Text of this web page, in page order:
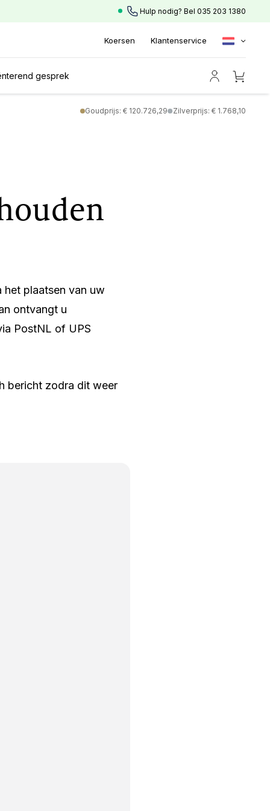
Hulp nodig? Bel 035 203 1380
Koersen Klantenservice
gesprek
Goudprijs: € 120.726,29 Zilverprijs: € 1.768,10
het plaatsen van uw
ontvangt u
PostNL of UPS
bericht zodra dit weer